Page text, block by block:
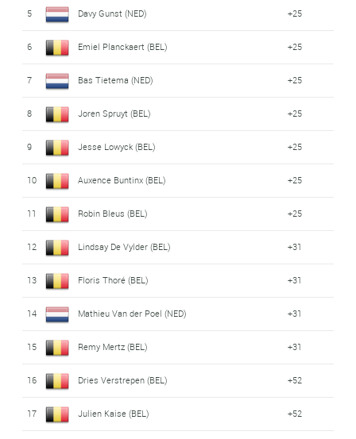
5 Davy Gunst (NED) +25
6 Emiel Planckaert (BEL) +25
7 Bas Tietema (NED) +25
8 Joren Spruyt (BEL) +25
9 Jesse Lowyck (BEL) +25
10 Auxence Buntinx (BEL) +25
11 Robin Bleus (BEL) +25
12 Lindsay De Vylder (BEL) +31
13 Floris Thoré (BEL) +31
14 Mathieu Van der Poel (NED) +31
15 Remy Mertz (BEL) +31
16 Dries Verstrepen (BEL) +52
17 Julien Kaise (BEL) +52